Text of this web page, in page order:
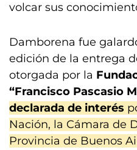
volcar sus
Damborena fue
edición de la entrega
otorgada por la
“Francisco Pascasio
declarada de interés
Nación, la Cámara de
Provincia de Buenos